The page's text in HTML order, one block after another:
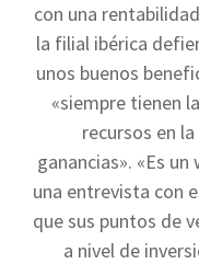
con una
la filial ibérica
unos buenos
«siempre tienen
recursos en
ganancias». «Es
una entrevista con
que sus puntos de
a nivel de